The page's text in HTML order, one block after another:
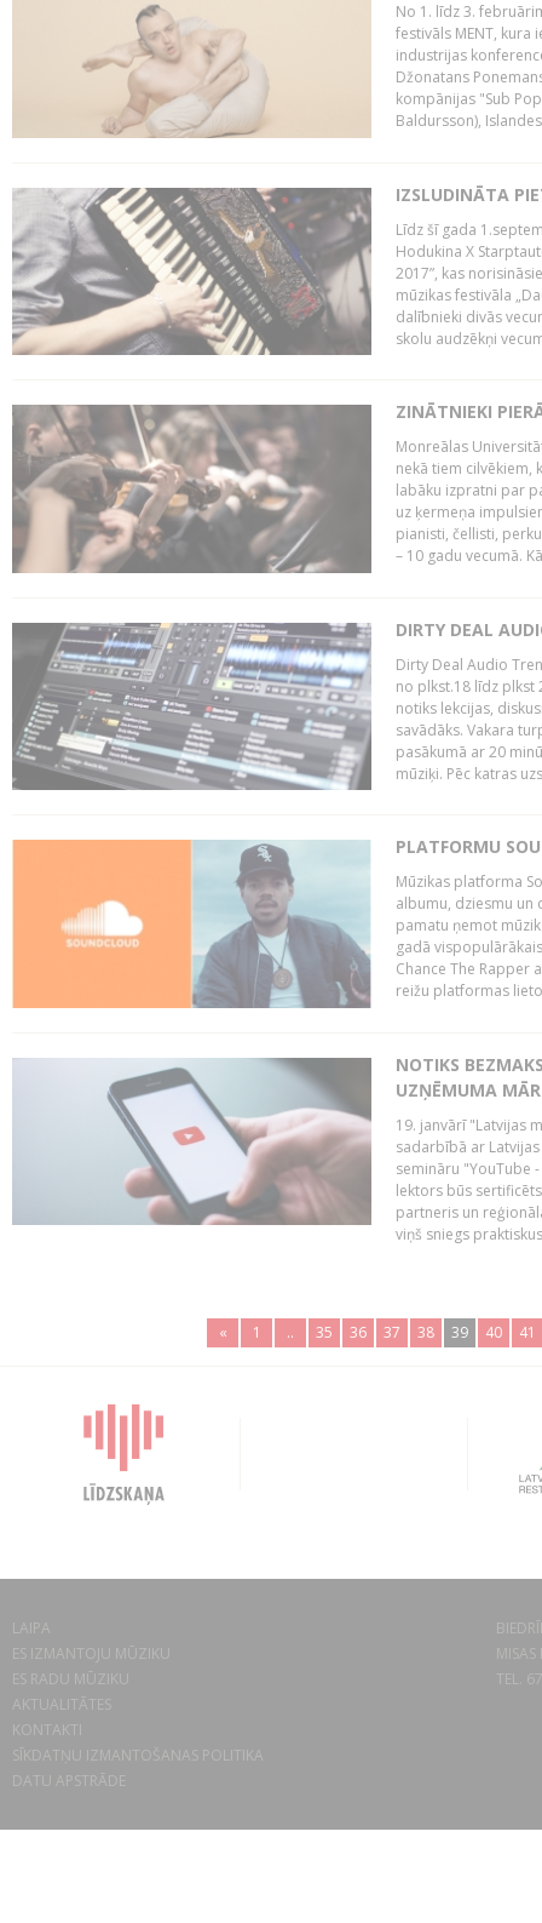
No 1. līdz 3.
festivāls MENT, kura
industrijas
Džonatans
kompānijas "Sub
Baldursson),
IZSLUDINĀTA
Līdz šī gada
Hodukina X
2017”, kas
mūzikas festivāla
dalībnieki divās
skolu audzēkņi
ZINĀTNIEKI
Monreālas
nekā tiem cilvēkiem,
labāku izpratni par
uz ķermeņa
pianisti, čellisti,
– 10 gadu vecumā.
DIRTY DEAL
Dirty Deal Audio
no plkst.18 līdz plkst
notiks lekcijas,
savādāks. Vakara
pasākumā ar 20
mūziķi. Pēc katras
PLATFORMU
Mūzikas platforma
albumu, dziesmu un
pamatu ņemot
gadā
Chance The Rapper
reižu platformas
NOTIKS
UZŅĒMUMA
19. janvārī "Latvijas
sadarbībā ar
semināru "YouTube
lektors būs
partneris un
viņš sniegs
« 1 .. 35 36 37 38 39 40 41
LAIPA
ES IZMANTOJU MŪZIKU
ES RADU MŪZIKU
AKTUALITĀTES
KONTAKTI
SĪKDATŅU IZMANTOŠANAS POLITIKA
DATU APSTRĀDE
TEL.